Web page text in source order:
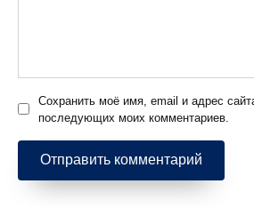
Сохранить моё имя, email и адрес
последующих моих комментариев.